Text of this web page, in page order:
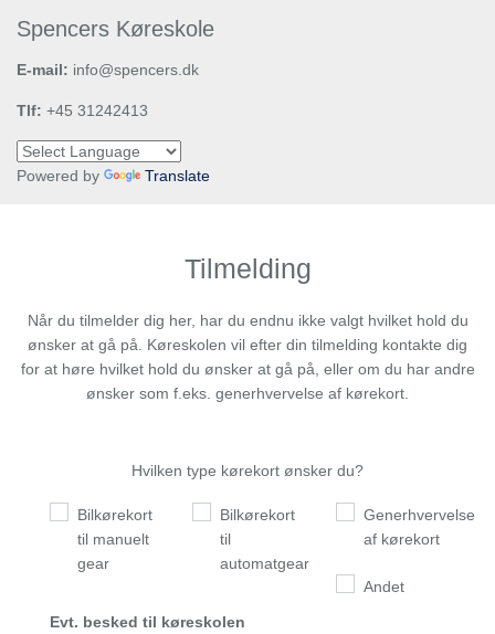
Spencers Køreskole
E-mail: info@spencers.dk
Tlf: +45 31242413
Powered by Translate
Tilmelding
Når du tilmelder dig her, har du endnu ikke valgt hvilket hold du
ønsker at gå på. Køreskolen vil efter din tilmelding kontakte dig
for at høre hvilket hold du ønsker at gå på, eller om du har andre
ønsker som f.eks. generhvervelse af kørekort.
Hvilken type kørekort ønsker du?
Bilkørekort
til manuelt
gear
Bilkørekort
til
automatgear
Generhvervelse
af kørekort
Andet
Evt. besked til køreskolen